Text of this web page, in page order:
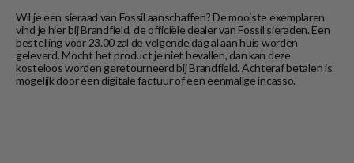
Wil je een sieraad van Fossil aanschaffen? De mooiste exemplaren
vind je hier bij Brandfield, de officiële dealer van Fossil sieraden. Een
bestelling voor 23.00 zal de volgende dag al aan huis worden
geleverd. Mocht het product je niet bevallen, dan kan deze
kosteloos worden geretourneerd bij Brandfield. Achteraf betalen is
mogelijk door een digitale factuur of een eenmalige incasso.